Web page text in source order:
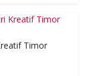
Timor